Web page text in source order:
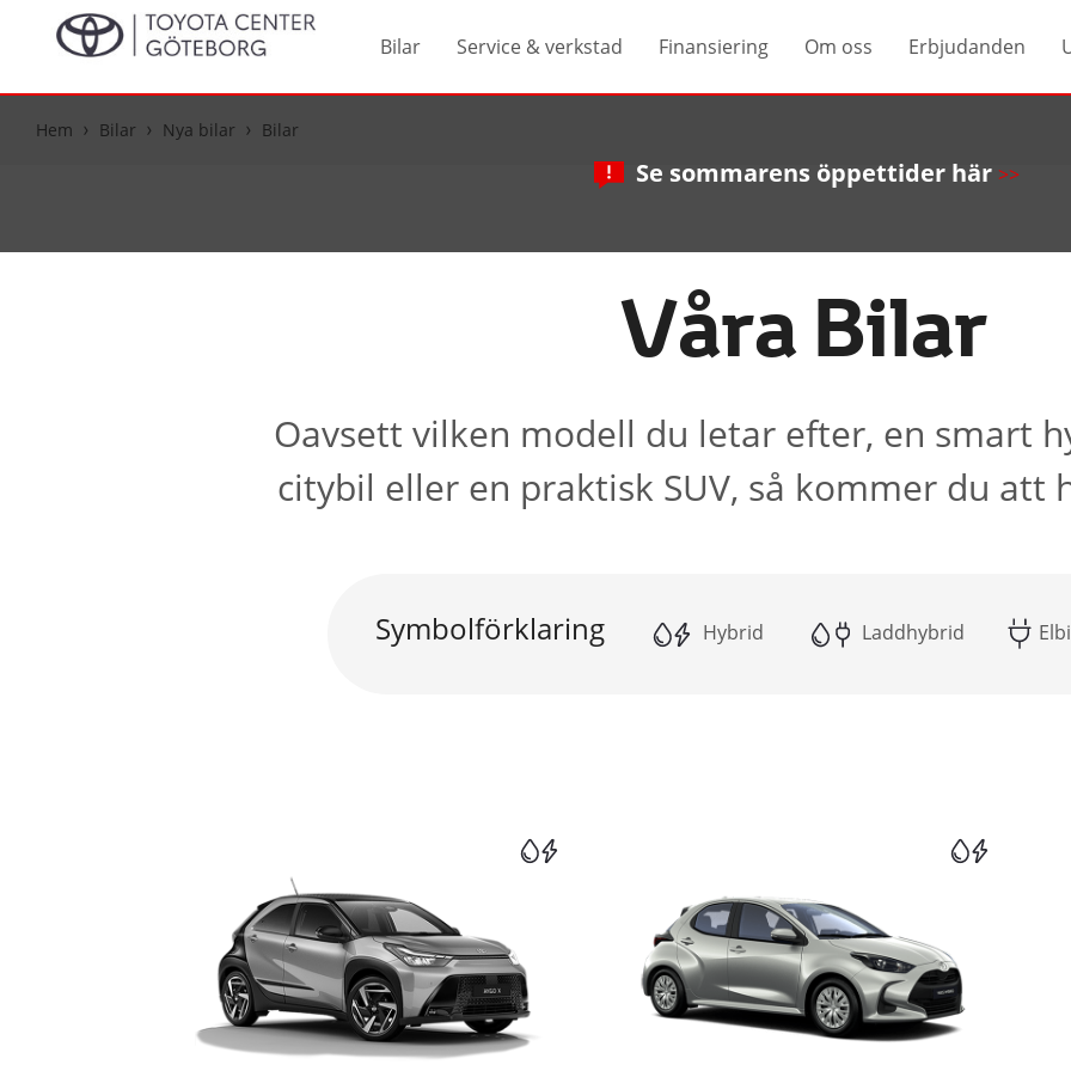
Bilar Service & verkstad Finansiering Om oss Erbjudanden
Hem Bilar Nya bilar Bilar
Se sommarens öppettider här >>
Våra Bilar
Oavsett vilken modell du letar efter, en smart
citybil eller en praktisk SUV, så kommer du att
Symbolförklaring Hybrid Laddhybrid